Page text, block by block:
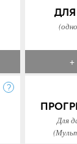
Для